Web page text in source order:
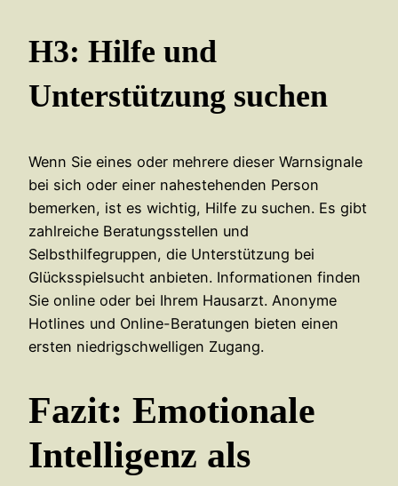
H3: Hilfe und
Unterstützung suchen
Wenn Sie eines oder mehrere dieser Warnsignale
bei sich oder einer nahestehenden Person
bemerken, ist es wichtig, Hilfe zu suchen. Es gibt
zahlreiche Beratungsstellen und
Selbsthilfegruppen, die Unterstützung bei
Glücksspielsucht anbieten. Informationen finden
Sie online oder bei Ihrem Hausarzt. Anonyme
Hotlines und Online-Beratungen bieten einen
ersten niedrigschwelligen Zugang.
Fazit: Emotionale
Intelligenz als